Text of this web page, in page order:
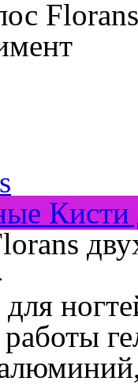
Florans